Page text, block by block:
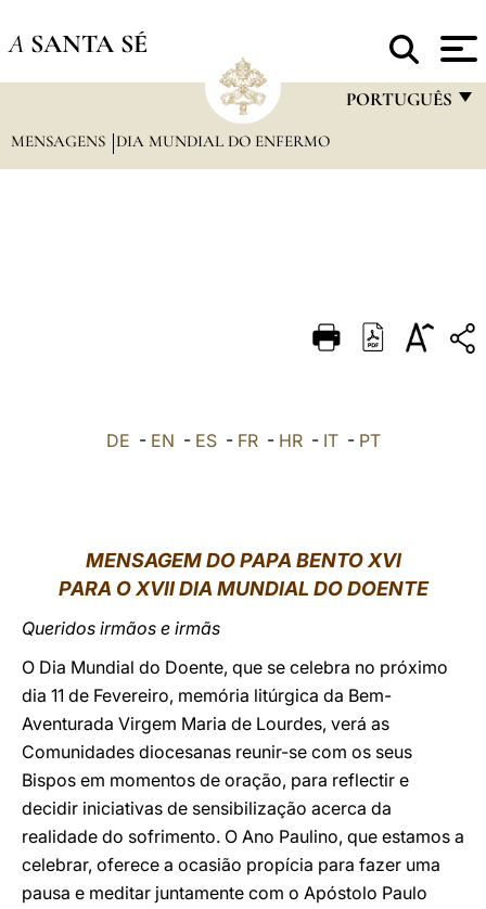
A SANTA SÉ
PORTUGUÊS
DEUTSCH
العربيّة
MENSAGENS DIA MUNDIAL DO ENFERMO
DE - EN - ES- FR- HR- IT- PT
MENSAGEM DO PAPA BENTO XVI
PARA O XVII DIA MUNDIAL DO DOENTE
Queridos irmãos e irmãs
O Dia Mundial do Doente, que se celebra no próximo
dia 11 de Fevereiro, memória litúrgica da Bem-
Aventurada Virgem Maria de Lourdes, verá as
Comunidades diocesanas reunir-se com os seus
Bispos em momentos de oração, para reflectir e
decidir iniciativas de sensibilização acerca da
realidade do sofrimento. O Ano Paulino, que estamos a
celebrar, oferece a ocasião propícia para fazer uma
pausa e meditar juntamente com o Apóstolo Paulo